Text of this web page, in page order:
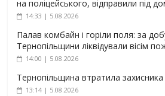
на поліцейського, відправили під
14:33 | 5.08.2026
Палав комбайн і горіли поля: за
Тернопільщини ліквідували вісім
14:00 | 5.08.2026
Тернопільщина втратила
13:14 | 5.08.2026